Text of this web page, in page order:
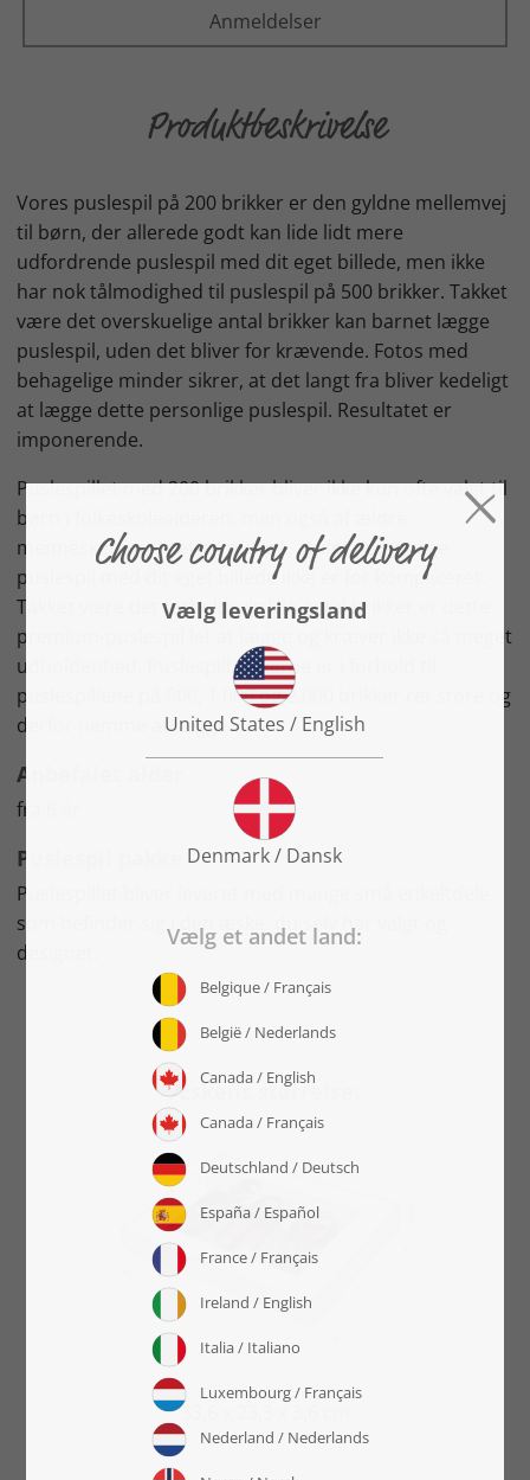
Anmeldelser
Produktbeskrivelse
Vores puslespil på 200 brikker er den gyldne mellemvej
til børn, der allerede godt kan lide lidt mere
udfordrende puslespil med dit eget billede, men ikke
har nok tålmodighed til puslespil på 500 brikker. Takket
være det overskuelige antal brikker kan barnet lægge
puslespil, uden det bliver for krævende. Fotos med
behagelige minder sikrer, at det langt fra bliver kedeligt
at lægge dette personlige puslespil. Resultatet er
imponerende.
Puslespillet med 200 brikker bliver ikke kun ofte valgt til
børn i folkeskolealderen, men også af ældre
mennesker, der sætter pris på, at det personlige
puslespil med dit eget billede ikke er for kompliceret.
Takket være det forholdsvis lille antal brikker er dette
premium-puslespil let at lægge og kræver ikke så meget
udholdenhed. Puslespilbrikkerne er i forhold til
puslespillene på 500, 1.000 og 2.000 brikker ret store og
derfor nemme at lægge.
Anbefalet alder
fra 6 år
Puslespil pakke
Puslespillet bliver leveret med mange små enkeltdele,
som befinder sig i den æske, du selv har valgt og
designet.
Æskens størrelse:
33,6 x 23,3 x 3,6 cm